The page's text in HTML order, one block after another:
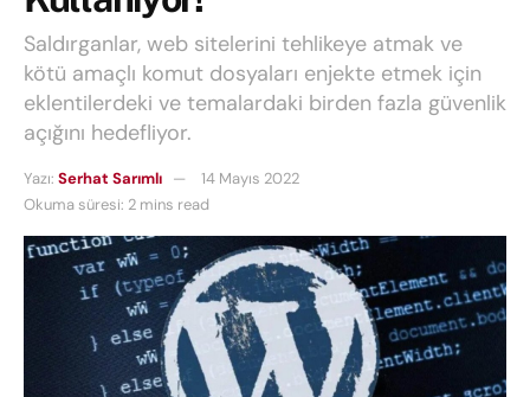
Saldırganlar, web sitelerini tehlikeye atmak ve
kötü amaçlı komut dosyaları enjekte etmek için
eklentilerdeki ve temalardaki birden fazla güvenlik
açığını hedefliyor.
Yazı: Serhat Sarımlı
14 Mayıs 2022
Okuma süresi: 2 mins read